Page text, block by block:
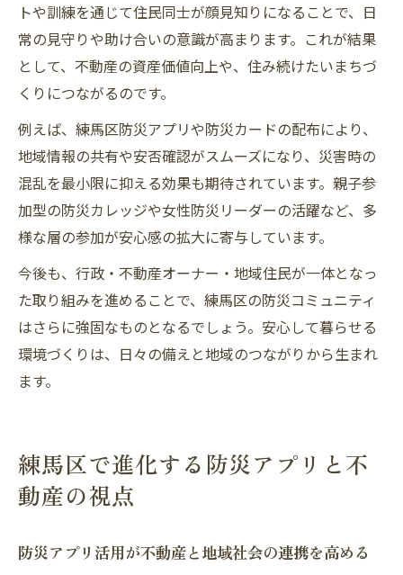
トや訓練を通じて住民同士が顔見知りになることで、日
常の見守りや助け合いの意識が高まります。これが結果
として、不動産の資産価値向上や、住み続けたいまちづ
くりにつながるのです。
例えば、練馬区防災アプリや防災カードの配布により、
地域情報の共有や安否確認がスムーズになり、災害時の
混乱を最小限に抑える効果も期待されています。親子参
加型の防災カレッジや女性防災リーダーの活躍など、多
様な層の参加が安心感の拡大に寄与しています。
今後も、行政・不動産オーナー・地域住民が一体となっ
た取り組みを進めることで、練馬区の防災コミュニティ
はさらに強固なものとなるでしょう。安心して暮らせる
環境づくりは、日々の備えと地域のつながりから生まれ
ます。
練馬区で進化する防災アプリと不
動産の視点
防災アプリ活用が不動産と地域社会の連携を高める